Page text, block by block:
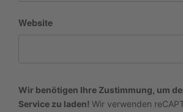
Website
Wir benötigen Ihre Zustimmung, um
Service zu laden! Wir verwenden